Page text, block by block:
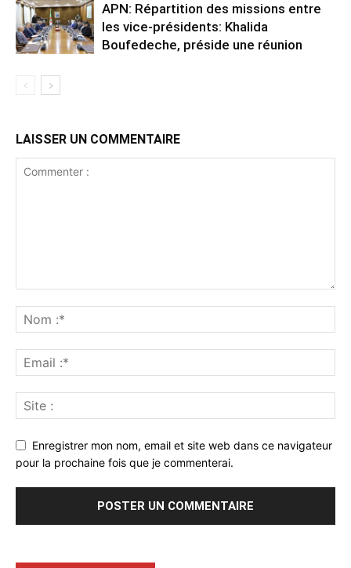
APN: Répartition des missions entre
les vice-présidents: Khalida
Boufedeche, préside une réunion
LAISSER UN COMMENTAIRE
Enregistrer mon nom, email et site web dans ce navigateur
pour la prochaine fois que je commenterai.